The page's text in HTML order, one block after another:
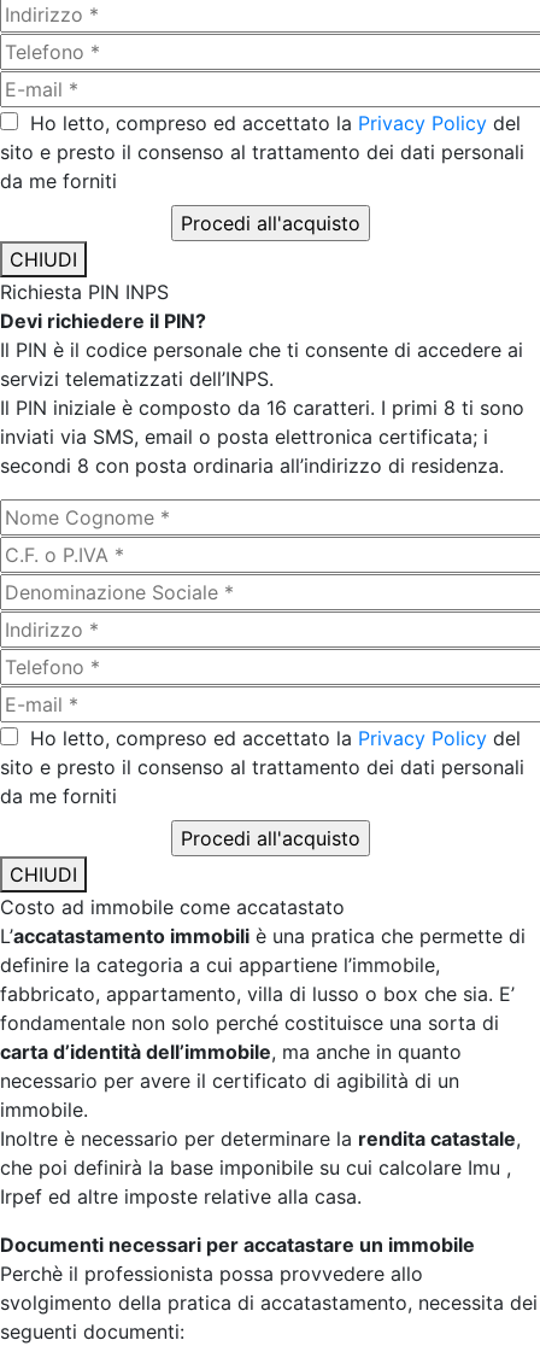
Ho letto, compreso ed accettato la Privacy Policy del
sito e presto il consenso al trattamento dei dati personali
da me forniti
CHIUDI
Richiesta PIN INPS
Devi richiedere il PIN?
Il PIN è il codice personale che ti consente di accedere ai
servizi telematizzati dell’INPS.
Il PIN iniziale è composto da 16 caratteri. I primi 8 ti sono
inviati via SMS, email o posta elettronica certificata; i
secondi 8 con posta ordinaria all’indirizzo di residenza.
Ho letto, compreso ed accettato la Privacy Policy del
sito e presto il consenso al trattamento dei dati personali
da me forniti
CHIUDI
Costo ad immobile come accatastato
L’accatastamento immobili è una pratica che permette di
definire la categoria a cui appartiene l’immobile,
fabbricato, appartamento, villa di lusso o box che sia. E’
fondamentale non solo perché costituisce una sorta di
carta d’identità dell’immobile, ma anche in quanto
necessario per avere il certificato di agibilità di un
immobile.
Inoltre è necessario per determinare la rendita catastale,
che poi definirà la base imponibile su cui calcolare Imu ,
Irpef ed altre imposte relative alla casa.
Documenti necessari per accatastare un immobile
Perchè il professionista possa provvedere allo
svolgimento della pratica di accatastamento, necessita dei
seguenti documenti: